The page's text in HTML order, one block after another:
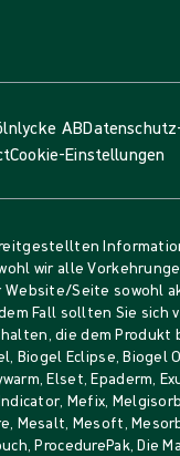
AB
Cookie-Einstellungen
wir alle
Seite sowohl
Fall sollten Sie sich
die dem Produkt
Biogel Eclipse, Biogel
Elset, Epaderm,
Mefix,
Mesalt, Mesoft,
ProcedurePak, Die